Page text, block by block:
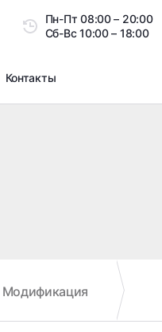
Пн-Пт08:00 – 20:00
Сб-Вс10:00 – 18:00
зимней резины
Контакты
Модификация